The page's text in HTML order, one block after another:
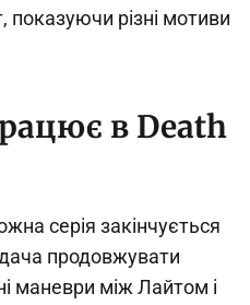
показуючи різні мотиви
в Death
серія закінчується
продовжувати
маневри між Лайтом і